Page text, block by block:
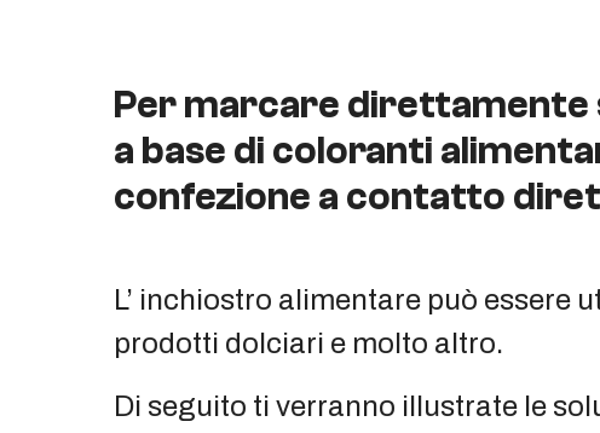
Per marcare direttamente
a base di coloranti
confezione a contatto
L’ inchiostro alimentare può essere
prodotti dolciari e molto altro.
Di seguito ti verranno illustrate le